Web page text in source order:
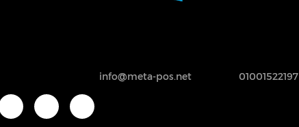
01001522197
info@meta-pos.net